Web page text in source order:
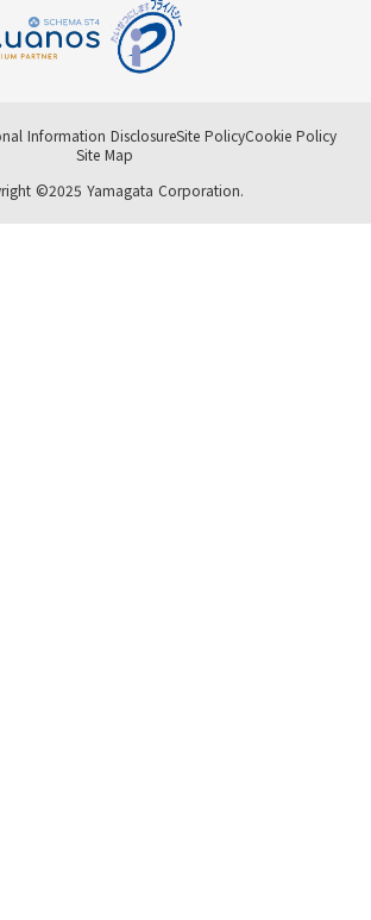
Information DisclosureSite PolicyCookie Policy
Site Map
©2025 Yamagata Corporation.